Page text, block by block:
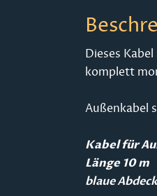
Dieses
komplett
Außenkabel
Kabel für
Länge 10 m
blaue